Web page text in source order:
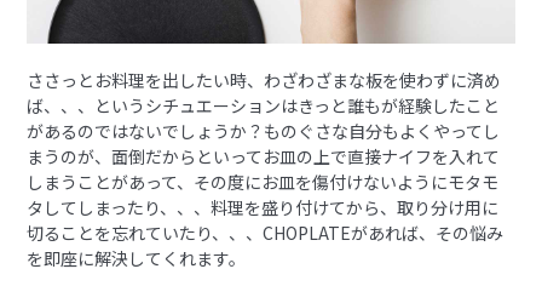
ささっとお料理を出したい時、わざわざまな板を使わずに済め
ば、、、というシチュエーションはきっと誰もが経験したこと
があるのではないでしょうか？ものぐさな自分もよくやってし
まうのが、面倒だからといってお皿の上で直接ナイフを入れて
しまうことがあって、その度にお皿を傷付けないようにモタモ
タしてしまったり、、、料理を盛り付けてから、取り分け用に
切ることを忘れていたり、、、CHOPLATEがあれば、その悩み
を即座に解決してくれます。